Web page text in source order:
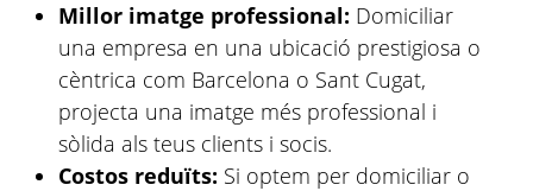
Millor imatge professional: Domiciliar
una empresa en una ubicació prestigiosa o
cèntrica com Barcelona o Sant Cugat,
projecta una imatge més professional i
sòlida als teus clients i socis.
Costos reduïts: Si optem per domiciliar o